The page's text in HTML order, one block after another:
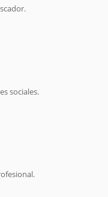
sociales.